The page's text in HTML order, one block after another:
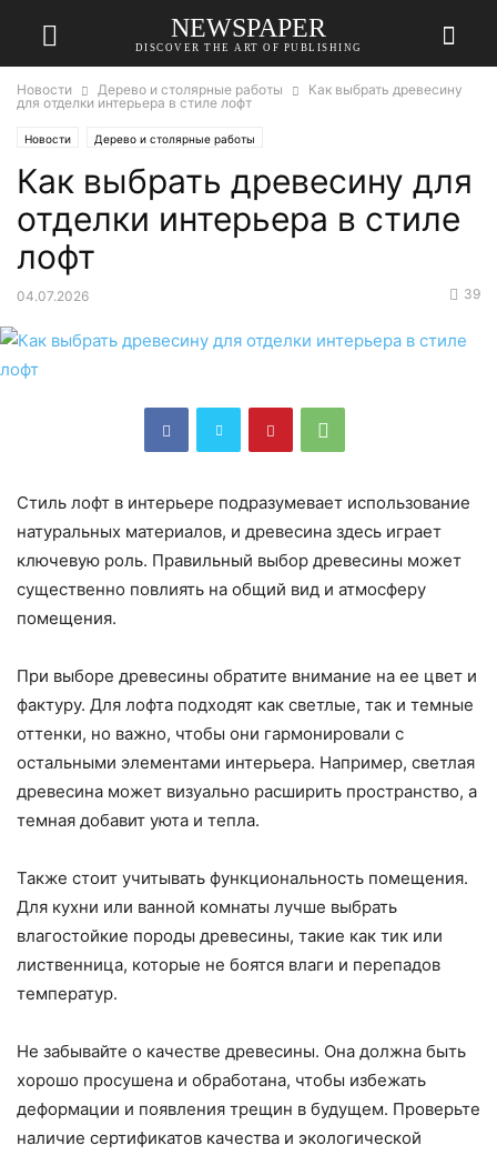
NEWSPAPER
DISCOVER THE ART OF PUBLISHING
Новости Дерево и столярные работы
Как выбрать древесину
для отделки интерьера в стиле лофт
Новости Дерево и столярные работы
Как выбрать древесину для
отделки интерьера в стиле
лофт
04.07.2026 39
Стиль лофт в интерьере подразумевает использование
натуральных материалов, и древесина здесь играет
ключевую роль. Правильный выбор древесины может
существенно повлиять на общий вид и атмосферу
помещения.
При выборе древесины обратите внимание на ее цвет и
фактуру. Для лофта подходят как светлые, так и темные
оттенки, но важно, чтобы они гармонировали с
остальными элементами интерьера. Например, светлая
древесина может визуально расширить пространство, а
темная добавит уюта и тепла.
Также стоит учитывать функциональность помещения.
Для кухни или ванной комнаты лучше выбрать
влагостойкие породы древесины, такие как тик или
лиственница, которые не боятся влаги и перепадов
температур.
Не забывайте о качестве древесины. Она должна быть
хорошо просушена и обработана, чтобы избежать
деформации и появления трещин в будущем. Проверьте
наличие сертификатов качества и экологической